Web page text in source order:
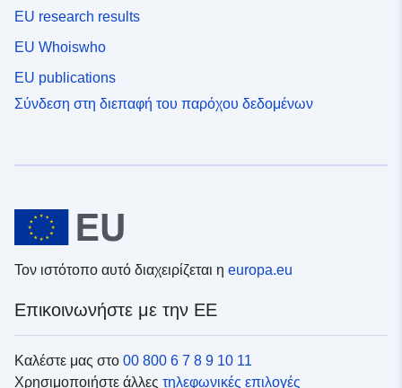
EU research results
EU Whoiswho
EU publications
Σύνδεση στη διεπαφή του παρόχου δεδομένων
Τον ιστότοπο αυτό διαχειρίζεται η europa.eu
Επικοινωνήστε με την ΕΕ
Καλέστε μας στο 00 800 6 7 8 9 10 11
Χρησιμοποιήστε άλλες τηλεφωνικές επιλογές